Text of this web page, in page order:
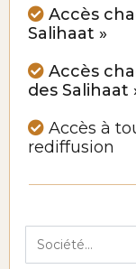
Accès
Salihaat »
Accès
des Salihaat
Accès à
rediffusion